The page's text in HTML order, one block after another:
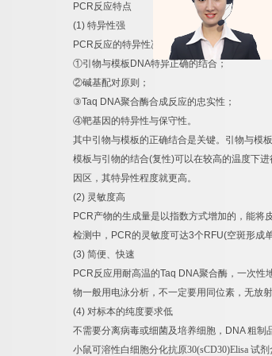
PCR反应特点
(1) 特异性强
PCR反应的特异性决定因素为：
①引物与模板 DNA特异正确的结合；
②碱基配对原则；
③Taq DNA聚合酶合成反应的忠实性；
④靶基因的特异性与保守性。
其中引物与模板的正确结合是关键。引物与模
模板与引物的结合(复性)可以在较高的温度下
因区，其特异性程度就更高。
(2) 灵敏度高
PCR产物的生成量是以指数方式增加的，能将
检测中， PCR的灵敏度可达3个 RFU(空斑形成
(3) 简便、快速
PCR反应用耐高温的Taq DNA聚合酶，一次性
物一般用电泳分析，不一定要用同位素，无放
(4) 对标本的纯度要求低
不需要分离病毒或细菌及培养细胞， DNA粗制
小鼠可溶性白细胞分化抗原30(sCD30)Elisa 试剂